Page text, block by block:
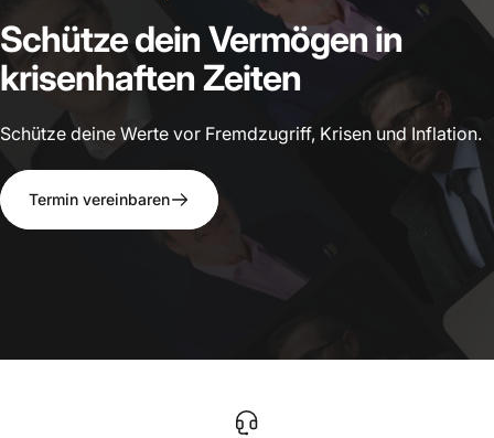
SchützedeinVermögen in
krisenhaften Zeiten
Schütze deine Werte vor Fremdzugriff, Krisen und Inflation.
Termin vereinbaren